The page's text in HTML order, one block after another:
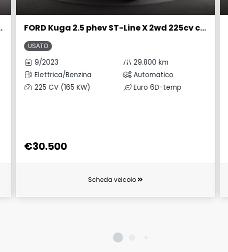
180cv auto FORD Kuga 2.5 phev ST-Line X 2wd 225cv cvt
USATO
9/2023
29.800 km
Elettrica/Benzina
Automatico
225 CV (165 KW)
Euro 6D-temp
€30.500
Scheda veicolo